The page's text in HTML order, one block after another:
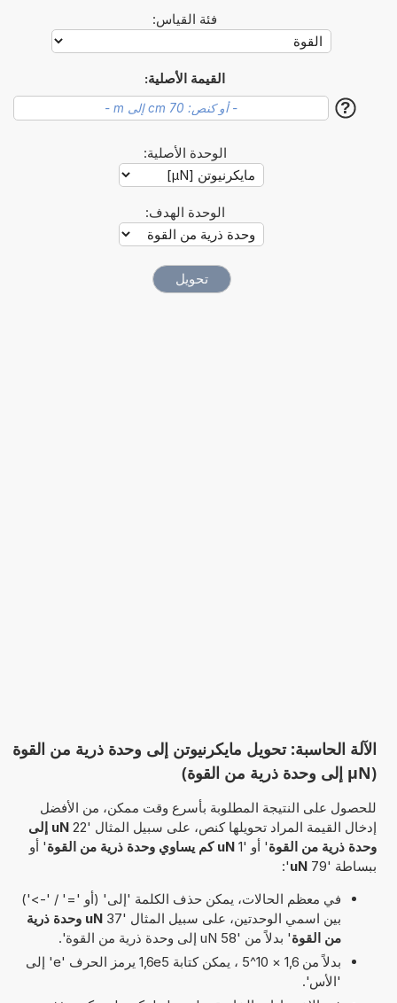
فئة القياس:
القيمة الأصلية:
?
الوحدة الأصلية:
الوحدة الهدف:
الآلة الحاسبة: تحويل مايكرنيوتن إلى وحدة ذرية من القوة
(µN إلى وحدة ذرية من القوة)
للحصول على النتيجة المطلوبة بأسرع وقت ممكن، من الأفضل
إدخال القيمة المراد تحويلها كنص، على سبيل المثال '22
uN إلى
وحدة ذرية من القوة' أو '1 uN كم يساوي وحدة ذرية من القوة
' أو
ببساطة '79
uN
':
في معظم الحالات، يمكن حذف الكلمة 'إلى' (أو '=' / '->')
بين اسمي الوحدتين، على سبيل المثال '37
uN وحدة ذرية
من القوة' بدلاً من '58 uN إلى وحدة ذرية من القوة'.
بدلاً من 1,6 × 10^5 ، يمكن كتابة 1,6e5 يرمز الحرف 'e' إلى
'الأس'.